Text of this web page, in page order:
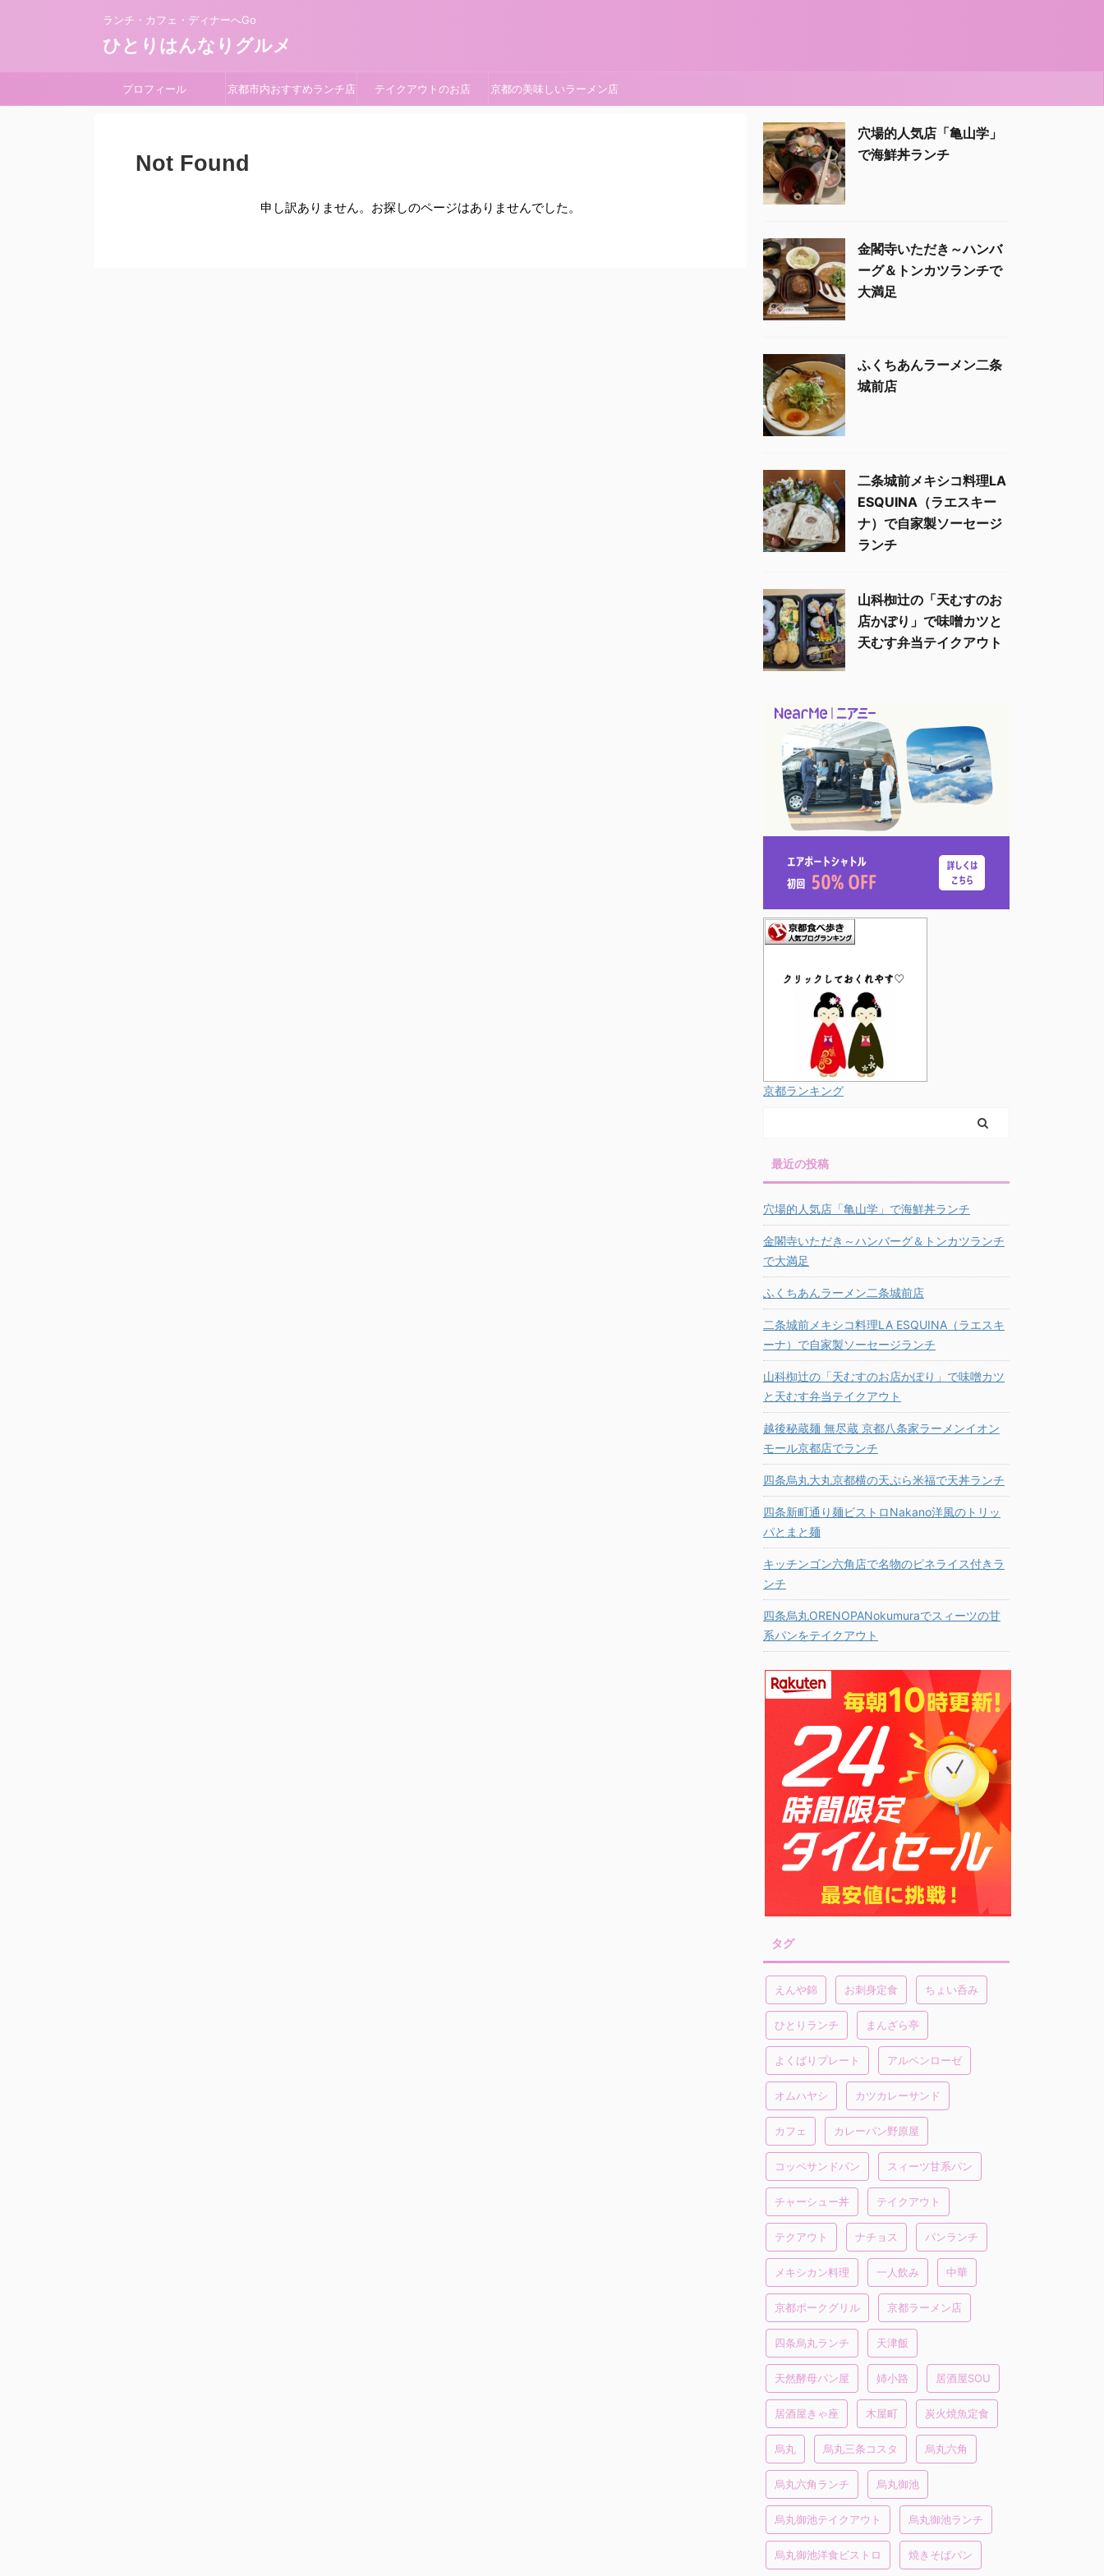
ランチ・カフェ・ディナーへGo
ひとりはんなりグルメ
プロフィール 京都市内おすすめランチ店 テイクアウトのお店 京都の美味しいラーメン店
Not Found
申し訳ありません。お探しのページはありませんでした。
穴場的人気店「亀山学」
で海鮮丼ランチ
金閣寺いただき～ハンバ
ーグ＆トンカツランチで
大満足
ふくちあんラーメン二条
城前店
二条城前メキシコ料理LA
ESQUINA（ラエスキー
ナ）で自家製ソーセージ
ランチ
山科椥辻の「天むすのお
店かぽり」で味噌カツと
天むす弁当テイクアウト
京都ランキング
最近の投稿
穴場的人気店「亀山学」で海鮮丼ランチ
金閣寺いただき～ハンバーグ＆トンカツランチ
で大満足
ふくちあんラーメン二条城前店
二条城前メキシコ料理LA ESQUINA（ラエスキ
ーナ）で自家製ソーセージランチ
山科椥辻の「天むすのお店かぽり」で味噌カツ
と天むす弁当テイクアウト
越後秘蔵麺 無尽蔵 京都八条家ラーメンイオン
モール京都店でランチ
四条烏丸大丸京都横の天ぷら米福で天丼ランチ
四条新町通り麺ビストロNakano洋風のトリッ
パとまと麺
キッチンゴン六角店で名物のピネライス付きラ
ンチ
四条烏丸ORENOPANokumuraでスィーツの甘
系パンをテイクアウト
タグ
えんや錦 お刺身定食 ちょい呑み
ひとりランチ まんざら亭
よくばりプレート アルペンローゼ
オムハヤシ カツカレーサンド
カフェ カレーパン野原屋
コッペサンドパン スィーツ甘系パン
チャーシュー丼 テイクアウト
テクアウト ナチョス パンランチ
メキシカン料理 一人飲み 中華
京都ポークグリル 京都ラーメン店
四条烏丸ランチ 天津飯
天然酵母パン屋 姉小路 居酒屋SOU
居酒屋きゃ座 木屋町 炭火焼魚定食
烏丸 烏丸三条コスタ 烏丸六角
烏丸六角ランチ 烏丸御池
烏丸御池テイクアウト 烏丸御池ランチ
烏丸御池洋食ビストロ 焼きそばパン